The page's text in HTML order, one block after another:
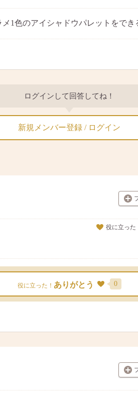
1色のアイシャドウパレットをでき
ログインして回答してね！
新規メンバー登録 / ログイン
役に立った
役に立った！ ありがとう 0